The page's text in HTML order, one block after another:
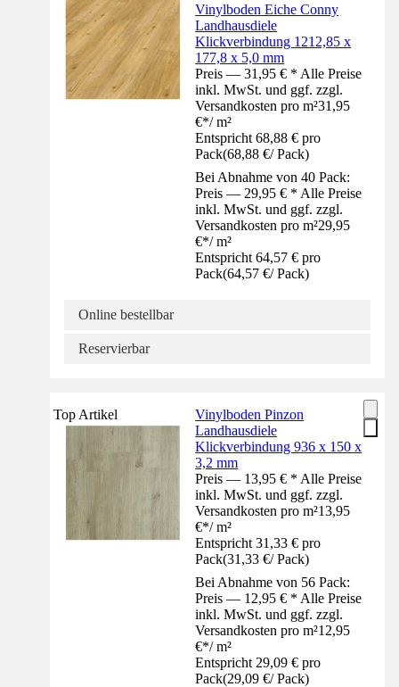
Vinylboden Eiche Conny
Landhausdiele
Klickverbindung 1212,85 x
177,8 x 5,0 mm
Preis — 31,95 € * Alle Preise
inkl. MwSt. und ggf. zzgl.
Versandkosten pro m²31,95
€*/ m²
Entspricht 68,88 € pro
Pack(68,88 €/ Pack)
Bei Abnahme von 40 Pack:
Preis — 29,95 € * Alle Preise
inkl. MwSt. und ggf. zzgl.
Versandkosten pro m²29,95
€*/ m²
Entspricht 64,57 € pro
Pack(64,57 €/ Pack)
Online bestellbar
Reservierbar
Top Artikel
Vinylboden Pinzon
Landhausdiele
Klickverbindung 936 x 150 x
3,2 mm
Preis — 13,95 € * Alle Preise
inkl. MwSt. und ggf. zzgl.
Versandkosten pro m²13,95
€*/ m²
Entspricht 31,33 € pro
Pack(31,33 €/ Pack)
Bei Abnahme von 56 Pack:
Preis — 12,95 € * Alle Preise
inkl. MwSt. und ggf. zzgl.
Versandkosten pro m²12,95
€*/ m²
Entspricht 29,09 € pro
Pack(29,09 €/ Pack)